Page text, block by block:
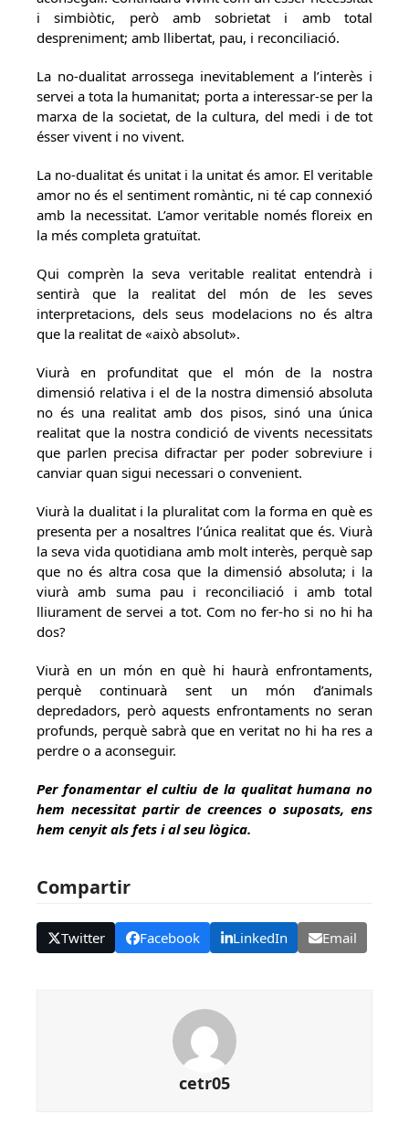
i simbiòtic, però amb sobrietat i amb total
despreniment; amb llibertat, pau, i reconciliació.
La no-dualitat arrossega inevitablement a l’interès i
servei a tota la humanitat; porta a interessar-se per la
marxa de la societat, de la cultura, del medi i de tot
ésser vivent i no vivent.
La no-dualitat és unitat i la unitat és amor. El veritable
amor no és el sentiment romàntic, ni té cap connexió
amb la necessitat. L’amor veritable només floreix en
la més completa gratuïtat.
Qui comprèn la seva veritable realitat entendrà i
sentirà que la realitat del món de les seves
interpretacions, dels seus modelacions no és altra
que la realitat de «això absolut».
Viurà en profunditat que el món de la nostra
dimensió relativa i el de la nostra dimensió absoluta
no és una realitat amb dos pisos, sinó una única
realitat que la nostra condició de vivents necessitats
que parlen precisa difractar per poder sobreviure i
canviar quan sigui necessari o convenient.
Viurà la dualitat i la pluralitat com la forma en què es
presenta per a nosaltres l’única realitat que és. Viurà
la seva vida quotidiana amb molt interès, perquè sap
que no és altra cosa que la dimensió absoluta; i la
viurà amb suma pau i reconciliació i amb total
lliurament de servei a tot. Com no fer-ho si no hi ha
dos?
Viurà en un món en què hi haurà enfrontaments,
perquè continuarà sent un món d’animals
depredadors, però aquests enfrontaments no seran
profunds, perquè sabrà que en veritat no hi ha res a
perdre o a aconseguir.
Per fonamentar el cultiu de la qualitat humana no
hem necessitat partir de creences o suposats, ens
hem cenyit als fets i al seu lògica.
Compartir
Twitter Facebook LinkedIn Email
cetr05